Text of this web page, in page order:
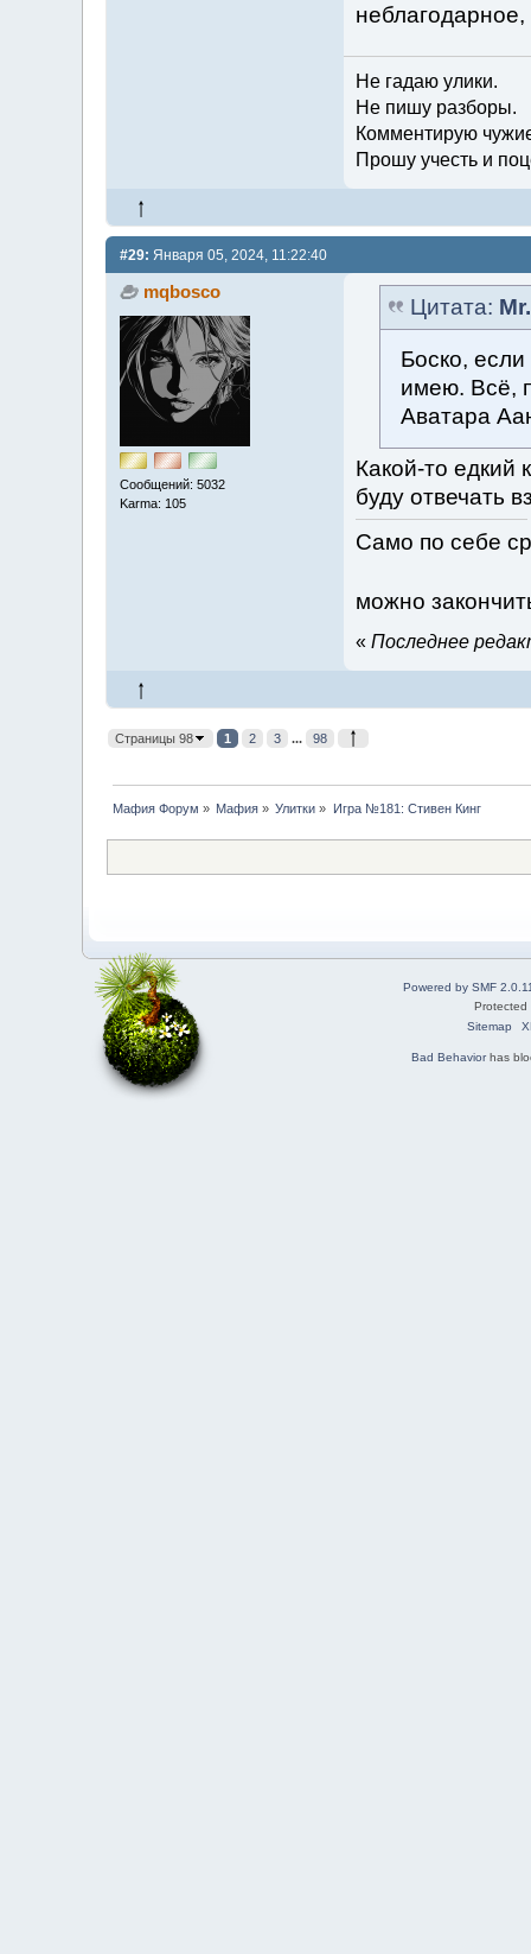
Не гадаю улики.
Не пишу разборы.
Комментирую
Прошу учесть и
#29: Января 05, 2024, 11:22:40
mqbosco
Сообщений: 5032
Karma: 105
Цитата:
Боско,
имею. Всё,
Аватара
Какой-то едкий
буду отвечать
Само по себе
можно
« Последнее
Страницы 98 1 2 3 ... 98
Мафия Форум » Мафия » Улитки » Игра №181: Стивен Кинг
Powered by SMF
Sitemap
Bad Behaviorhas